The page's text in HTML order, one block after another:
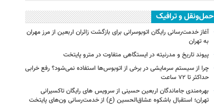
حمل‌ونقل و ترافیک
آغاز خدمت‌رسانی رایگان اتوبوسرانی برای بازگشت زائران اربعین از مرز مهران
به تهران
پیوند تاریخ و مدرنیته در ایستگاهی متفاوت در مترو پایتخت
چرا از سیستم سرمایشی در برخی از اتوبوس‌ها استفاده نمی‌شود؟ رفع خرابی
حداکثر تا ۷۲ ساعت
بهره‌مندی جاماندگان اربعین حسینی از سرویس‌ های رایگان تاکسیرانی
تهران؛ استقبال باشکوه عشاق‌الحسین (ع) از خدمت‌رسانی ون‌های پایتخت